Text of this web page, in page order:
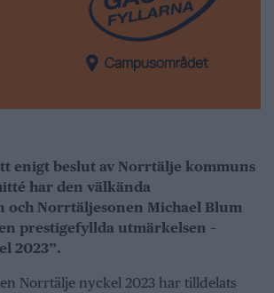
enigt beslut av Norrtälje kommuns
har den välkända
Norrtäljesonen Michael Blum
prestigefyllda utmärkelsen –
2023”.
Norrtälje nyckel 2023 har tilldelats